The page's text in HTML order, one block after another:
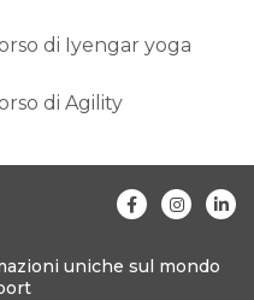
di Iyengar yoga
di Agility
uniche sul mondo